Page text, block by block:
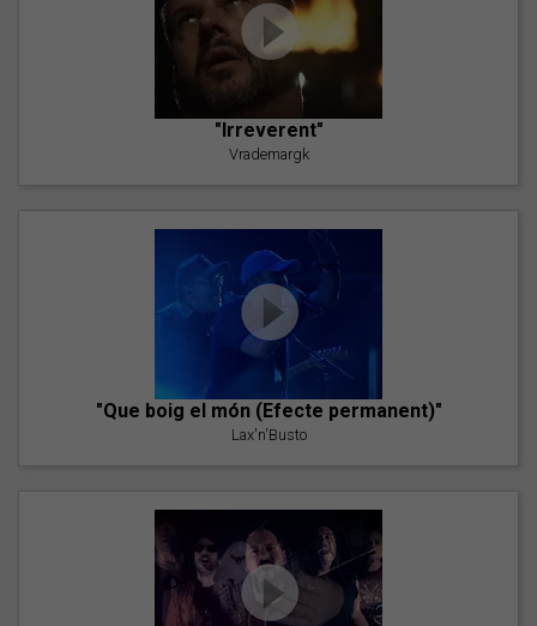
"Irreverent"
Vrademargk
"Que boig el món (Efecte permanent)"
Lax'n'Busto